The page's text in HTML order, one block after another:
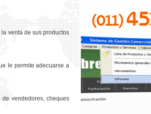
venta de sus productos
le permite adecuarse a
de vendedores, cheques